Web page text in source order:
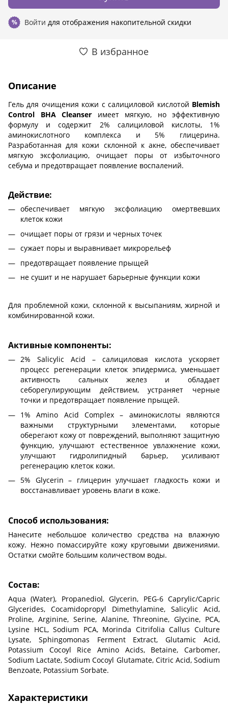
% Войти для отображения накопительной скидки
В избранное
Описание
Гель для очищения кожи с салициловой кислотой Blemish
Control BHA Cleanser имеет мягкую, но эффективную
формулу и содержит 2% салициловой кислоты, 1%
аминокислотного комплекса и 5% глицерина.
Разработанная для кожи склонной к акне, обеспечивает
мягкую эксфолиацию, очищает поры от избыточного
себума и предотвращает появление воспалений.
Действие:
обеспечивает мягкую эксфолиацию омертвевших
клеток кожи
очищает поры от грязи и черных точек
сужает поры и выравнивает микрорельеф
предотвращает появление прыщей
не сушит и не нарушает барьерные функции кожи
Для проблемной кожи, склонной к высыпаниям, жирной и
комбинированной кожи.
Активные компоненты:
2% Salicylic Acid – салициловая кислота ускоряет
процесс регенерации клеток эпидермиса, уменьшает
активность сальных желез и обладает
себорегулирующим действием, устраняет черные
точки и предотвращает появление прыщей.
1% Amino Acid Complex – аминокислоты являются
важными структурными элементами, которые
оберегают кожу от повреждений, выполняют защитную
функцию, улучшают естественное увлажнение кожи,
улучшают гидролипидный барьер, усиливают
регенерацию клеток кожи.
5% Glycerin – глицерин улучшает гладкость кожи и
восстанавливает уровень влаги в коже.
Способ использования:
Нанесите небольшое количество средства на влажную
кожу. Нежно помассируйте кожу круговыми движениями.
Остатки смойте большим количеством воды.
Состав:
Aqua (Water), Propanediol, Glycerin, PEG-6 Caprylic/Capric
Glycerides, Cocamidopropyl Dimethylamine, Salicylic Acid,
Proline, Arginine, Serine, Alanine, Threonine, Glycine, PCA,
Lysine HCL, Sodium PCA, Morinda Citrifolia Callus Culture
Lysate, Sphingomonas Ferment Extract, Glutamic Acid,
Potassium Cocoyl Rice Amino Acids, Betaine, Carbomer,
Sodium Lactate, Sodium Cocoyl Glutamate, Citric Acid, Sodium
Benzoate, Potassium Sorbate.
Характеристики